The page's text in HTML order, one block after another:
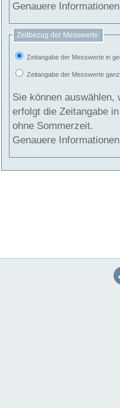
Genauere
Zeitbezug der Messwerte:
Zeitangabe der Messwerte in
Zeitangabe der Messwerte
Sie können auswählen,
erfolgt die Zeitangabe
ohne Sommerzeit.
Genauere